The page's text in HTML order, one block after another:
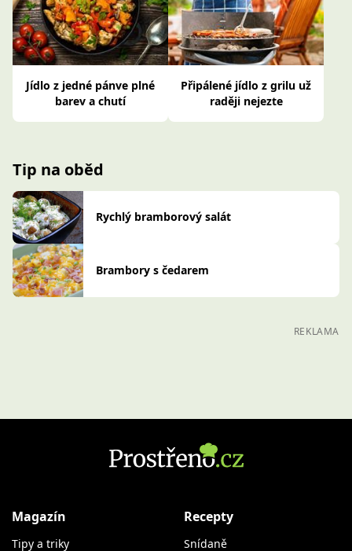
Jídlo z jedné pánve plné
barev a chutí
Připálené jídlo z grilu už
raději nejezte
Tip na oběd
Rychlý bramborový salát
Brambory s čedarem
REKLAMA
Magazín
Tipy a triky
Recepty
Snídaně